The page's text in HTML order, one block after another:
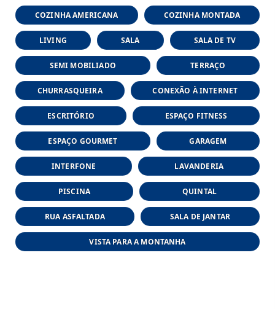
COZINHA AMERICANA COZINHA MONTADA
LIVING SALA SALA DE TV
SEMI MOBILIADO TERRAÇO
CHURRASQUEIRA CONEXÃO À INTERNET
ESCRITÓRIO ESPAÇO FITNESS
ESPAÇO GOURMET GARAGEM
INTERFONE LAVANDERIA
PISCINA QUINTAL
RUA ASFALTADA SALA DE JANTAR
VISTA PARA A MONTANHA